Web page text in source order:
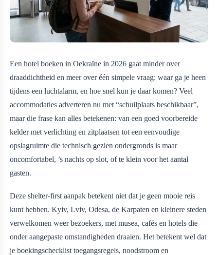
Een hotel boeken in Oekraïne in 2026 gaat minder over
draaddichtheid en meer over één simpele vraag: waar ga je heen
tijdens een luchtalarm, en hoe snel kun je daar komen? Veel
accommodaties adverteren nu met “schuilplaats beschikbaar”,
maar die frase kan alles betekenen: van een goed voorbereide
kelder met verlichting en zitplaatsen tot een eenvoudige
opslagruimte die technisch gezien ondergronds is maar
oncomfortabel, ’s nachts op slot, of te klein voor het aantal
gasten.
Deze shelter-first aanpak betekent niet dat je geen mooie reis
kunt hebben. Kyiv, Lviv, Odesa, de Karpaten en kleinere steden
verwelkomen weer bezoekers, met musea, cafés en hotels die
onder aangepaste omstandigheden draaien. Het betekent wel dat
je boekingschecklist toegangsregels, noodstroom en